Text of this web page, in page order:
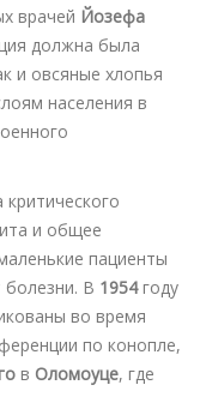
врачей Йозефа
должна была
и овсяные хлопья
населения в
и общее
пациенты
болезни. В 1954году
во время
по конопле,
в Оломоуце, где